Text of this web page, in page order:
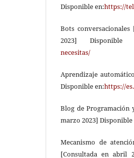
Disponible en:https://
Bots
2023] Disponible
necesitas/
Aprendizaje
Disponible en:https://
Blog de Programación
marzo 2023] Disponible
Mecanismo de
[Consultada en abril